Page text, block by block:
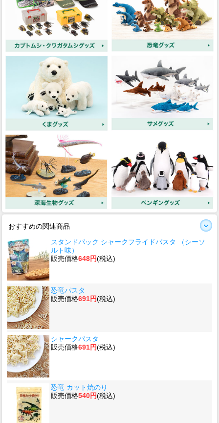
おすすめの関連商品
スタンドパック シャークフライドパスタ （シーソ
ルト味）
販売価格648円(税込)
恐竜パスタ
販売価格691円(税込)
シャークパスタ
販売価格691円(税込)
恐竜 カット焼のり
販売価格540円(税込)